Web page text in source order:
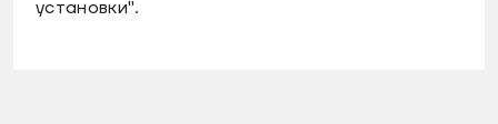
установки".